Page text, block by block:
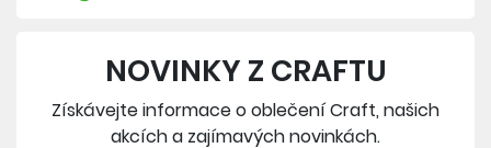
NOVINKY Z CRAFTU
Získávejte informace o oblečení Craft, našich
akcích a zajímavých novinkách.